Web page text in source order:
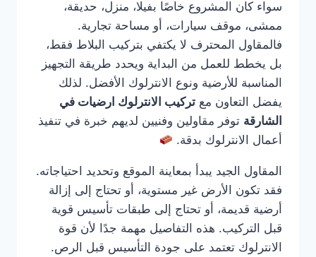
سواء كان المشروع خاصًا بفيلا، منزل، حديقة،
ممشى، موقف سيارات، أو مساحة تجارية.
فالمقاول المحترف لا يكتفي بتركيب البلاط فقط،
بل يخطط للعمل من البداية ويحدد طريقة التجهيز
المناسبة للأرضية ونوع الانترلوك الأفضل. لذلك
يفضل التعاون مع تركيب الانترلوك ارضيات في
الشارقة توفر مقاولين وفنيين لديهم خبرة في تنفيذ
أعمال الانترلوك بدقة.
المقاول الجيد يبدأ بمعاينة الموقع وتحديد احتياجاته.
فقد تكون الأرض غير مستوية، أو تحتاج إلى إزالة
أرضية قديمة، أو تحتاج إلى طبقات تأسيس قوية
قبل التركيب. هذه التفاصيل مهمة جدًا لأن قوة
الانترلوك تعتمد على جودة التأسيس قبل الرص.